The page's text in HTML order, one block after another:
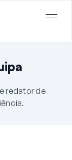
redator de